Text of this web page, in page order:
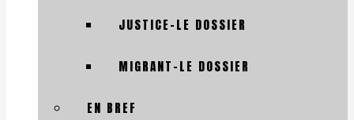
JUSTICE-LE DOSSIER
MIGRANT-LE DOSSIER
EN BREF